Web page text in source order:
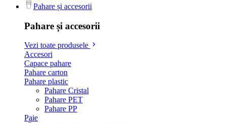
Pahare și accesorii
Pahare și accesorii
Vezi toate produsele
Accesori
Capace pahare
Pahare carton
Pahare plastic
Pahare Cristal
Pahare PET
Pahare PP
Paie